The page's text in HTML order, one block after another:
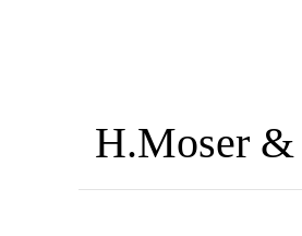
H.Moser